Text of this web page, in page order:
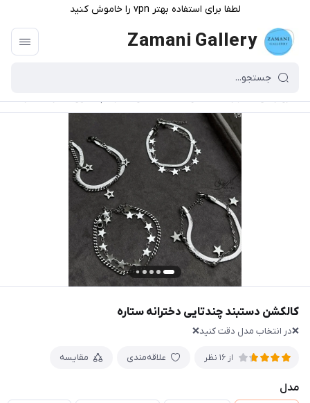
لطفا برای استفاده بهتر vpn را خاموش کنید
Zamani Gallery
کالکشن دستبند چندتایی دخترانه ستاره
❌در انتخاب مدل دقت کنید❌
از 16 نظر علاقه‌مندی مقایسه
مدل